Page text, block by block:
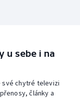
u sebe i na
své chytré televizi
články a